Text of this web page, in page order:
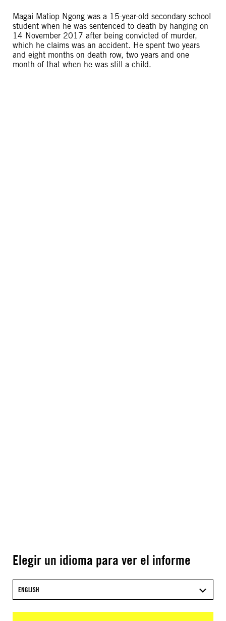
Magai Matiop Ngong was a 15-year-old secondary school
student when he was sentenced to death by hanging on
14 November 2017 after being convicted of murder,
which he claims was an accident. He spent two years
and eight months on death row, two years and one
month of that when he was still a child.
Elegir un idioma para ver el informe
ENGLISH